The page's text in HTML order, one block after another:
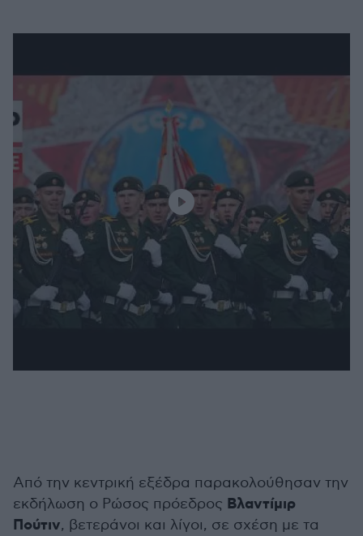
Από την κεντρική εξέδρα παρακολούθησαν την
εκδήλωση ο Ρώσος πρόεδρος Βλαντίμιρ
Πούτιν, βετεράνοι και λίγοι, σε σχέση με τα